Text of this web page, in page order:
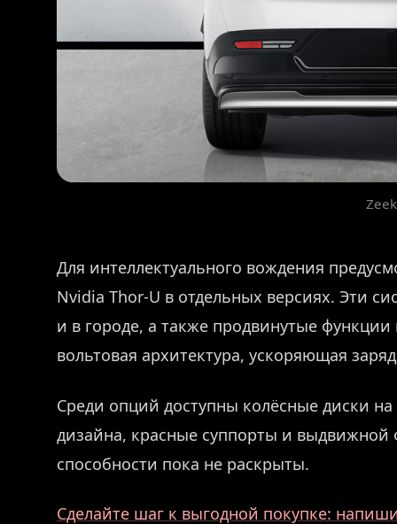
Для интеллектуального вождения
Nvidia Thor-U в отдельных версиях. Эти
и в городе, а также продвинутые
вольтовая архитектура, ускоряющая
Среди опций доступны колёсные диски
дизайна, красные суппорты и
способности пока не раскрыты.
Сделайте шаг к выгодной покупке: